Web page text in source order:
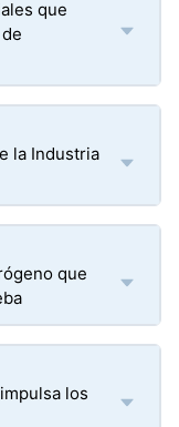
que
la Industria
que
los